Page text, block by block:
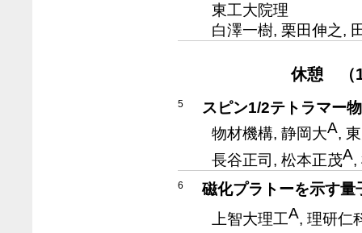
東工大院理
白澤一樹, 栗田伸之,
休憩 （
5
スピン1/2テトラマー
物材機構, 静岡大A,
長谷正司, 松本正茂A,
6
磁化プラトーを示す量
上智大理工A, 理研仁